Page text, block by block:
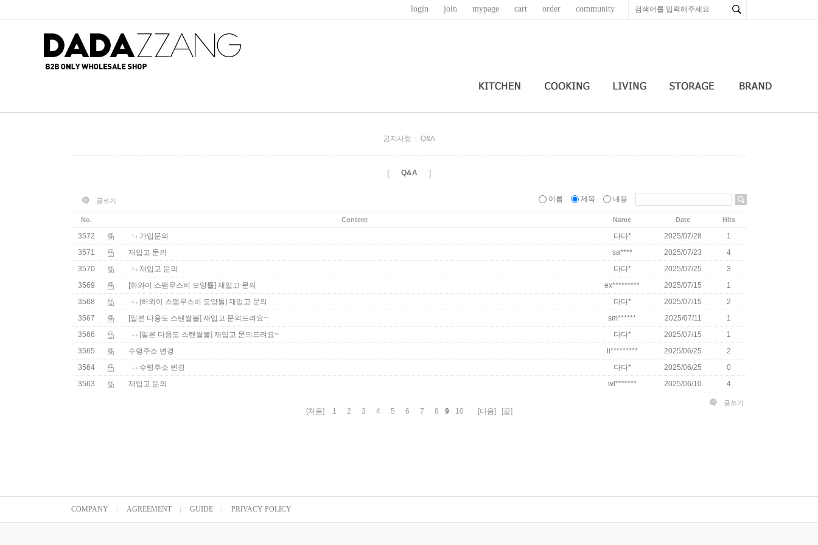
login join mypage cart order community
공지사항 Q&A
[ Q&A ]
글쓰기 이름 제목 내용
No. Content Name Date Hits
3572 가입문의 다다* 2025/07/28
1
3571
재입고 문의 sa**** 2025/07/23
4
3570
재입고 문의 다다* 2025/07/25
3
3569
[하와이 스팸무스비 모양틀] 재입고 문의 ex********* 2025/07/15
1
3568
[하와이 스팸무스비 모양틀] 재입고 문의 다다* 2025/07/15
2
3567
[일본 다용도 스텐쌀볼] 재입고 문의드려요~ sm****** 2025/07/11
1
3566
[일본 다용도 스텐쌀볼] 재입고 문의드려요~ 다다* 2025/07/15
1
3565
수령주소 변경 li********* 2025/06/25
2
3564
수령주소 변경 다다* 2025/06/25
0
3563
재입고 문의 wl******* 2025/06/10 4
글쓰기
[처음] 1 2 3 4 5 6 7 8 9 10 [다음] [끝]
COMPANY AGREEMENT GUIDE PRIVACY POLICY